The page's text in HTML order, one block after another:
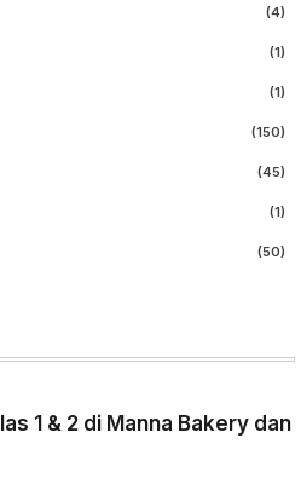
(4)
(1)
(1)
(150)
(45)
(1)
(50)
1 & 2 di Manna Bakery dan